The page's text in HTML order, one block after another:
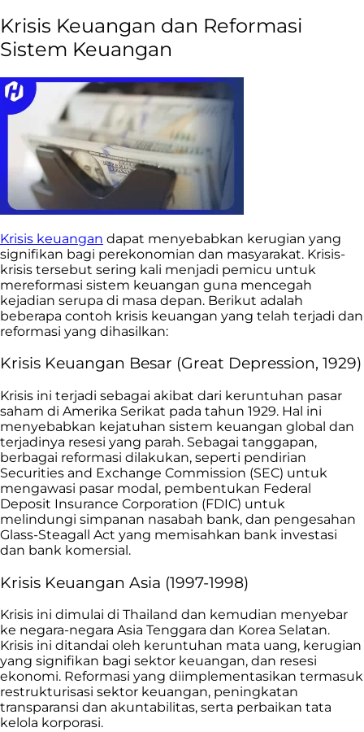
Krisis Keuangan dan Reformasi
Sistem Keuangan
Krisis keuangan dapat menyebabkan kerugian yang
signifikan bagi perekonomian dan masyarakat. Krisis-
krisis tersebut sering kali menjadi pemicu untuk
mereformasi sistem keuangan guna mencegah
kejadian serupa di masa depan. Berikut adalah
beberapa contoh krisis keuangan yang telah terjadi dan
reformasi yang dihasilkan:
Krisis Keuangan Besar (Great Depression, 1929)
Krisis ini terjadi sebagai akibat dari keruntuhan pasar
saham di Amerika Serikat pada tahun 1929. Hal ini
menyebabkan kejatuhan sistem keuangan global dan
terjadinya resesi yang parah. Sebagai tanggapan,
berbagai reformasi dilakukan, seperti pendirian
Securities and Exchange Commission (SEC) untuk
mengawasi pasar modal, pembentukan Federal
Deposit Insurance Corporation (FDIC) untuk
melindungi simpanan nasabah bank, dan pengesahan
Glass-Steagall Act yang memisahkan bank investasi
dan bank komersial.
Krisis Keuangan Asia (1997-1998)
Krisis ini dimulai di Thailand dan kemudian menyebar
ke negara-negara Asia Tenggara dan Korea Selatan.
Krisis ini ditandai oleh keruntuhan mata uang, kerugian
yang signifikan bagi sektor keuangan, dan resesi
ekonomi. Reformasi yang diimplementasikan termasuk
restrukturisasi sektor keuangan, peningkatan
transparansi dan akuntabilitas, serta perbaikan tata
kelola korporasi.